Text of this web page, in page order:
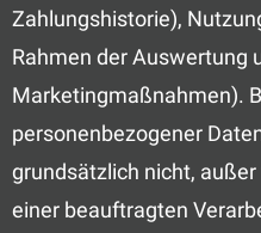
Zahlungshistorie),
Rahmen der Auswertung
Marketingmaßnahmen).
personenbezogener
grundsätzlich nicht,
einer beauftragten